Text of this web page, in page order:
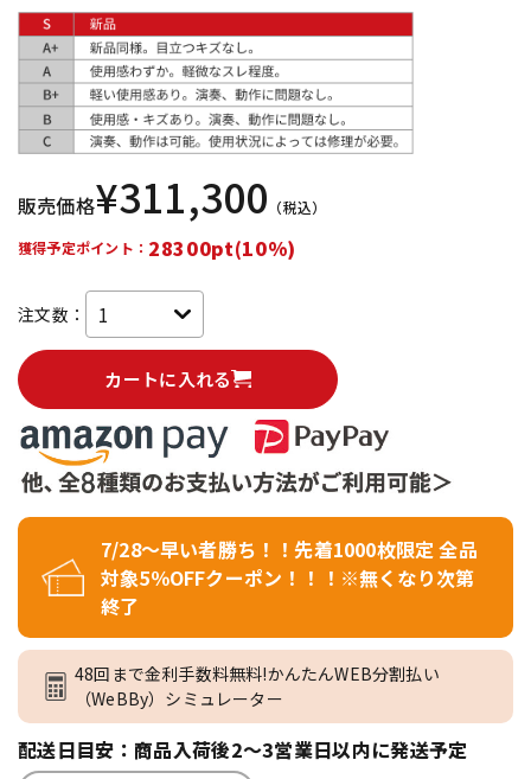
販売価格¥311,300 （税込）
獲得予定ポイント： 28300pt(10%)
注文数：
カートに入れる
7/28～早い者勝ち！！先着1000枚限定 全品
対象5％OFFクーポン！！！※無くなり次第
終了
48回まで金利手数料無料!かんたんWEB分割払い
（WeBBy）シミュレーター
配送日目安：商品入荷後2～3営業日以内に発送予定